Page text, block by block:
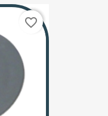
favorite_border